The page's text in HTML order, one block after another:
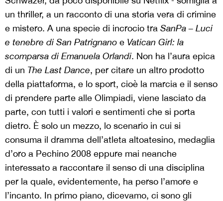
un thriller, a un racconto di una storia vera di crimine
e mistero. A una specie di incrocio tra SanPa – Luci
e tenebre di San Patrignano e Vatican Girl: la
scomparsa di Emanuela Orlandi. Non ha l’aura epica
di un The Last Dance, per citare un altro prodotto
della piattaforma, e lo sport, cioè la marcia e il senso
di prendere parte alle Olimpiadi, viene lasciato da
parte, con tutti i valori e sentimenti che si porta
dietro. È solo un mezzo, lo scenario in cui si
consuma il dramma dell’atleta altoatesino, medaglia
d’oro a Pechino 2008 eppure mai neanche
interessato a raccontare il senso di una disciplina
per la quale, evidentemente, ha perso l’amore e
l’incanto. In primo piano, dicevamo, ci sono gli